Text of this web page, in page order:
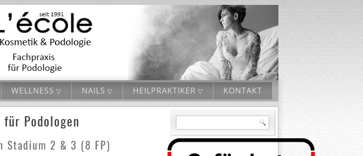
WELLNESS NAILS HEILPRAKTIKER KONTAKT
Podologen
Stadium 2 & 3 (8 FP)